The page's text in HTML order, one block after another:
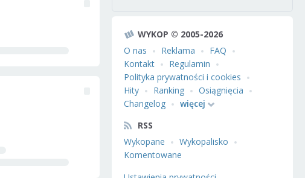
WYKOP © 2005-2026
O nas
Reklama
FAQ
Kontakt
Regulamin
Polityka prywatności i cookies
Hity
Ranking
Osiągnięcia
Changelog
więcej
RSS
Wykopane
Wykopalisko
Komentowane